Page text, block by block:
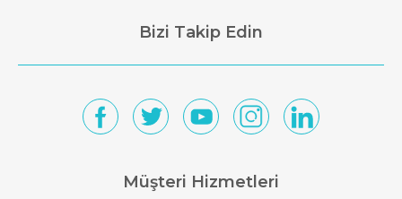
Bizi Takip Edin
Müşteri Hizmetleri